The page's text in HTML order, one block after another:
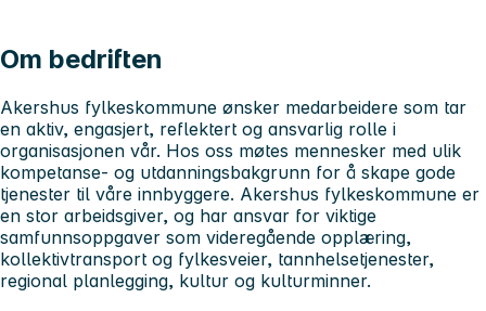
Om bedriften
Akershus fylkeskommune ønsker medarbeidere som tar
en aktiv, engasjert, reflektert og ansvarlig rolle i
organisasjonen vår. Hos oss møtes mennesker med ulik
kompetanse- og utdanningsbakgrunn for å skape gode
tjenester til våre innbyggere. Akershus fylkeskommune er
en stor arbeidsgiver, og har ansvar for viktige
samfunnsoppgaver som videregående opplæring,
kollektivtransport og fylkesveier, tannhelsetjenester,
regional planlegging, kultur og kulturminner.